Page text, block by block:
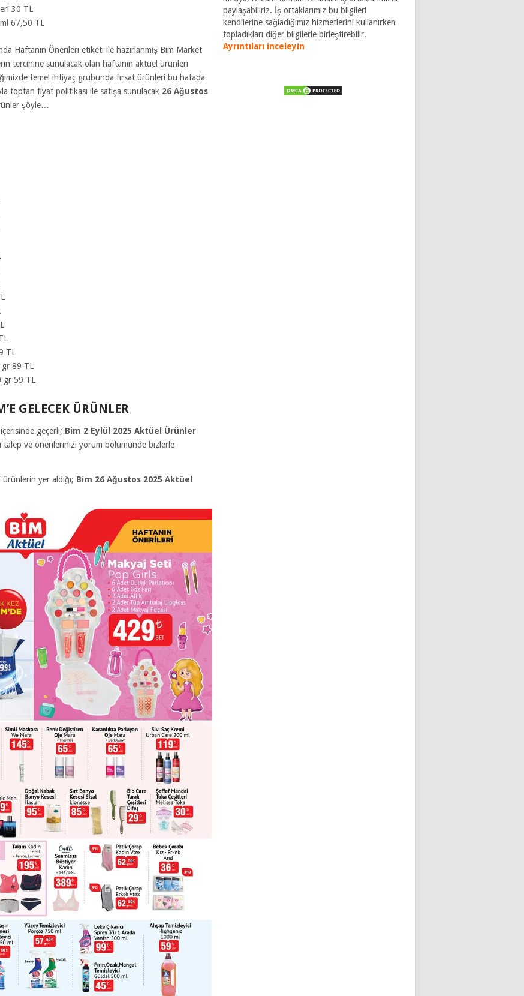
30 TL
67,50 TL
Haftanın Önerileri etiketi ile hazırlanmış Bim Market
tercihine sunulacak olan haftanın aktüel ürünleri
temel ihtiyaç grubunda fırsat ürünleri bu hafada
toptan fiyat politikası ile satışa sunulacak 26 Ağustos
şöyle…
TL
gr 89 TL
gr 59 TL
GELECEK ÜRÜNLER
geçerli; Bim 2 Eylül 2025 Aktüel Ürünler
talep ve önerilerinizi yorum bölümünde bizlerle
yer aldığı; Bim 26 Ağustos 2025 Aktüel
paylaşabiliriz. İş ortaklarımız bu bilgileri
kendilerine sağladığımız hizmetlerini kullanırken
topladıkları diğer bilgilerle birleştirebilir.
Ayrıntıları inceleyin